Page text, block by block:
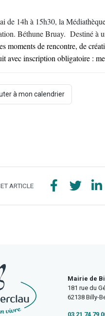
de 14h à 15h30, la
Béthune Bruay. Destiné à
moments de rencontre, de
avec inscription obligatoire :
ARTICLE
Mairie de
181 rue du
62138 Billy-
03 21 74 79